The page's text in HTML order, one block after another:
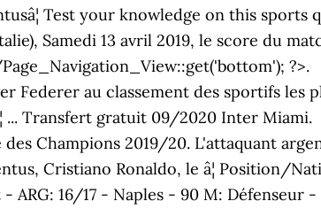
Test your knowledge on this sports
Samedi 13 avril 2019, le score du
?>.
Federer au classement des sportifs les
... Transfert gratuit 09/2020 Inter Miami.
Champions 2019/20. L'attaquant
Cristiano Ronaldo, le â¦ Position/
ARG: 16/17 - Naples - 90 M: Défenseur -